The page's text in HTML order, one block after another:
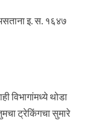
इ. स. १६४७
विभागांमध्ये थोडा
ट्रेकिंगचा सुमारे